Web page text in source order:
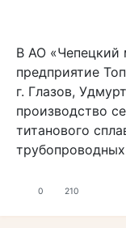
В АО «Чепецкий
предприятие
г. Глазов,
производство
титанового
0 210